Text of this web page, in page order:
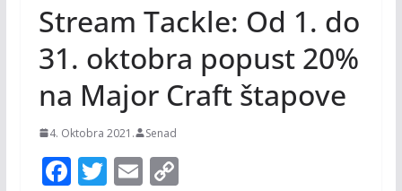
Stream Tackle: Od 1. do
31. oktobra popust 20%
na Major Craft štapove
4. Oktobra 2021. Senad
F T E C